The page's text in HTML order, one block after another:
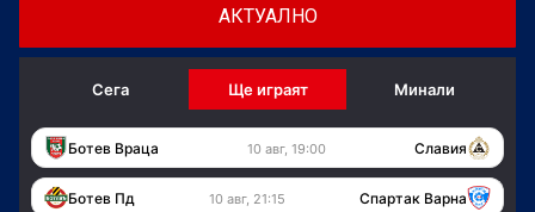
АКТУАЛНО
Сега Ще играят Минали
Ботев Враца 10 авг, 19:00 Славия
Ботев Пд 10 авг, 21:15 Спартак Варна